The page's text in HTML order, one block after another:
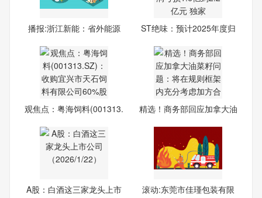
播报:浙江新能：省外能源
ST绝味：预计2025年度归
观焦点：粤海饲料(001313.
精选！商务部回应加拿大油
A股：白酒这三家龙头上市
滚动:东莞市佳瑾包装有限